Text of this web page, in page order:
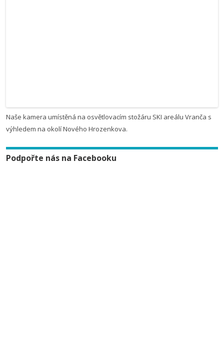
Naše kamera umístěná na osvětlovacím stožáru SKI areálu Vranča s
výhledem na okolí Nového Hrozenkova.
Podpořte nás na Facebooku